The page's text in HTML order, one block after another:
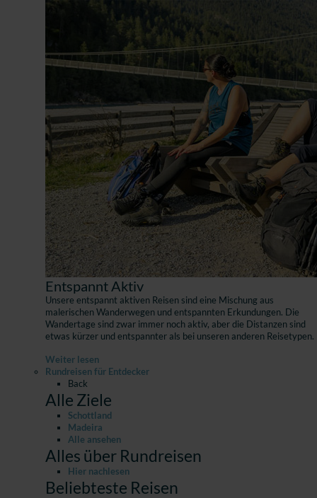
Entspannt Aktiv
Unsere entspannt aktiven Reisen sind eine Mischung aus
malerischen Wanderwegen und entspannten Erkundungen. Die
Wandertage sind zwar immer noch aktiv, aber die Distanzen sind
etwas kürzer und entspannter als bei unseren anderen Reisetypen.
Weiter lesen
Rundreisen für Entdecker
Back
Alle Ziele
Schottland
Madeira
Alle ansehen
Alles über Rundreisen
Hier nachlesen
Beliebteste Reisen